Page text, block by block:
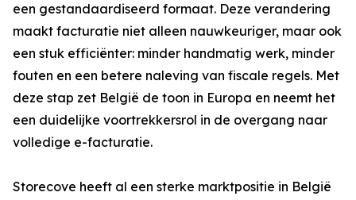
een gestandaardiseerd formaat. Deze verandering
maakt facturatie niet alleen nauwkeuriger, maar ook
een stuk efficiënter: minder handmatig werk, minder
fouten en een betere naleving van fiscale regels. Met
deze stap zet België de toon in Europa en neemt het
een duidelijke voortrekkersrol in de overgang naar
volledige e-facturatie.
Storecove heeft al een sterke marktpositie in België